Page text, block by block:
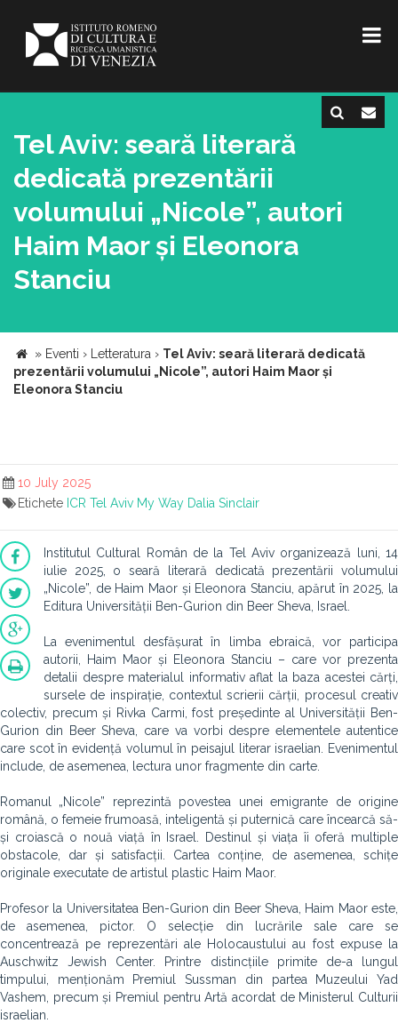
Tel Aviv: seară literară
dedicată prezentării
volumului „Nicole”, autori
Haim Maor și Eleonora
Stanciu
» Eventi › Letteratura › Tel Aviv: seară literară dedicată
prezentării volumului „Nicole”, autori Haim Maor și
Eleonora Stanciu
10 July 2025
Etichete ICR Tel Aviv My Way Dalia Sinclair
Institutul Cultural Român de la Tel Aviv organizează luni, 14
iulie 2025, o seară literară dedicată prezentării volumului
„Nicole”, de Haim Maor și Eleonora Stanciu, apărut în 2025, la
Editura Universității Ben-Gurion din Beer Sheva, Israel.
La evenimentul desfășurat în limba ebraică, vor participa
autorii, Haim Maor și Eleonora Stanciu – care vor prezenta
detalii despre materialul informativ aflat la baza acestei cărți,
sursele de inspirație, contextul scrierii cărții, procesul creativ
colectiv, precum și Rivka Carmi, fost președinte al Universității Ben-
Gurion din Beer Sheva, care va vorbi despre elementele autentice
care scot în evidență volumul în peisajul literar israelian. Evenimentul
include, de asemenea, lectura unor fragmente din carte.
Romanul „Nicole” reprezintă povestea unei emigrante de origine
română, o femeie frumoasă, inteligentă și puternică care încearcă să-
și croiască o nouă viață în Israel. Destinul și viața îi oferă multiple
obstacole, dar și satisfacții. Cartea conține, de asemenea, schițe
originale executate de artistul plastic Haim Maor.
Profesor la Universitatea Ben-Gurion din Beer Sheva, Haim Maor este,
de asemenea, pictor. O selecție din lucrările sale care se
concentrează pe reprezentări ale Holocaustului au fost expuse la
Auschwitz Jewish Center. Printre distincțiile primite de-a lungul
timpului, menționăm Premiul Sussman din partea Muzeului Yad
Vashem, precum și Premiul pentru Artă acordat de Ministerul Culturii
israelian.